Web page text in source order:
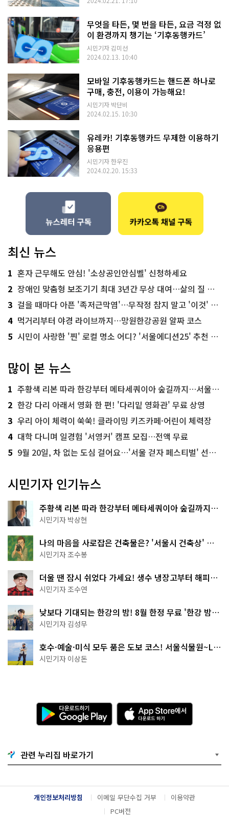
무엇을 타든, 몇 번을 타든, 요금 걱정 없
이 환경까지 챙기는 ‘기후동행카드’
시민기자 김미선
2024.02.13. 10:40
모바일 기후동행카드는 핸드폰 하나로
구매, 충전, 이용이 가능해요!
시민기자 박단비
2024.02.15. 10:30
유레카! 기후동행카드 무제한 이용하기
응용편
시민기자 한우진
2024.02.20. 15:33
최신 뉴스
1 혼자 근무해도 안심! '소상공인안심벨' 신청하세요
2 장애인 맞춤형 보조기기 최대 3년간 무상 대여…삶의 질 높인다
3 걸을 때마다 아픈 '족저근막염'…무작정 참지 말고 '이것' 해보세요!
4 먹거리부터 야경 라이브까지…망원한강공원 알짜 코스
5 시민이 사랑한 '찐' 로컬 명소 어디? '서울에디션25' 추천 코스
많이 본 뉴스
1 주황색 리본 따라 한강부터 메타세쿼이아 숲길까지…서울둘레길 15코스
2 한강 다리 아래서 영화 한 편! '다리밑 영화관' 무료 상영
3 우리 아이 체력이 쑥쑥! 클라이밍 키즈카페·어린이 체력장
4 대학 다니며 일경험 '서영커' 캠프 모집…전액 무료
5 9월 20일, 차 없는 도심 걸어요…'서울 걷자 페스티벌' 선착순 5천명
시민기자 인기뉴스
주황색 리본 따라 한강부터 메타세쿼이아 숲길까지…
서울둘레길 15코스
시민기자 박상현
나의 마음을 사로잡은 건축물은? '서울시 건축상' 수
상작 공개!
시민기자 조수봉
더울 땐 잠시 쉬었다 가세요! 생수 냉장고부터 해피소
·무더위쉼터까지
시민기자 조수연
낮보다 기대되는 한강의 밤! 8월 한정 무료 '한강 밤
핑' 예약은?
시민기자 김성무
호수·예술·미식 모두 품은 도보 코스! 서울식물원~LG
아트센터~마곡테라스거리
시민기자 이상돈
다
운
로
기
G
o
g
l
e
A
p
p
e
서
다
운
관련 누리집 바로가기
개인정보처리방침 이메일 무단수집 거부
이용약관
PC버전